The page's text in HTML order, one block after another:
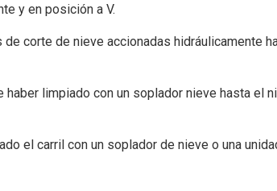
y en posición a V.
corte de nieve accionadas hidráulicamente
limpiado con un soplador nieve hasta el
el carril con un soplador de nieve o una